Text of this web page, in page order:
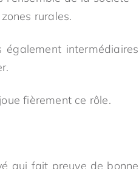
rurales.
également intermédiaires
fièrement ce rôle.
qui fait preuve de bonne